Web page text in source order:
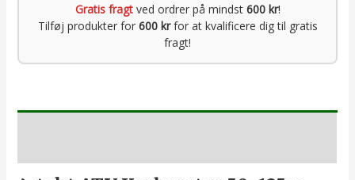
Gratis fragtved ordrer på mindst 600 kr!
Tilføj produkter for 600 krfor at kvalificere dig til gratis
fragt!